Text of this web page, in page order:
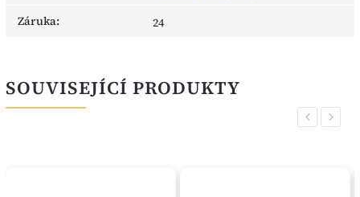
Záruka: 24
SOUVISEJÍCÍ PRODUKTY
Previous
Next